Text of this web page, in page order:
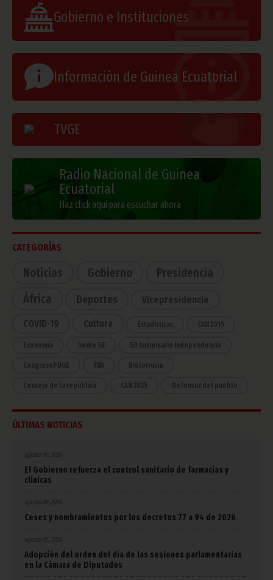
Gobierno e Instituciones
Información de Guinea Ecuatorial
TVGE
Radio Nacional de Guinea
Ecuatorial
Haz click aquí para escuchar ahora
CATEGORÍAS
Noticias Gobierno
Presidencia
África
Deportes Vicepresidencia
COVID-19 Cultura Estadísticas CAN 2015
Economía Gente GE 50 Aniversario Independencia
CongresoPDGE FIJA Bielorrusia
Consejo de la república CAN 2025 Defensor del pueblo
ÚLTIMAS NOTICIAS
agosto 06, 2026
El Gobierno refuerza el control sanitario de farmacias y
clínicas
agosto 06, 2026
Ceses y nombramientos por los decretos 77 a 94 de 2026
agosto 05, 2026
Adopción del orden del día de las sesiones parlamentarias
en la Cámara de Diputados